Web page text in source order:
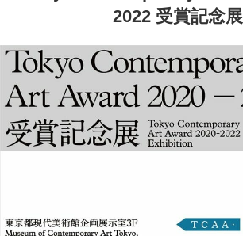
COLUMN2022 受賞記念展